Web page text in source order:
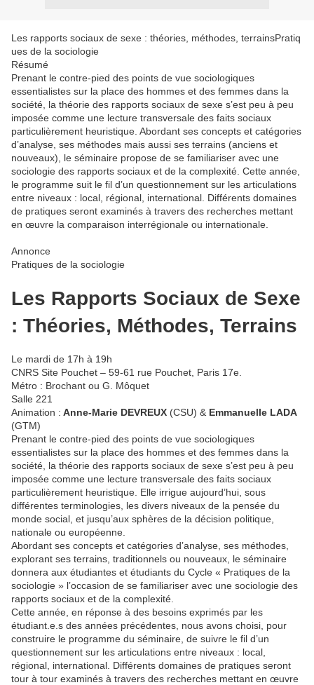
Les rapports sociaux de sexe : théories, méthodes, terrainsPratiq
ues de la sociologie
Résumé
Prenant le contre-pied des points de vue sociologiques
essentialistes sur la place des hommes et des femmes dans la
société, la théorie des rapports sociaux de sexe s’est peu à peu
imposée comme une lecture transversale des faits sociaux
particulièrement heuristique. Abordant ses concepts et catégories
d’analyse, ses méthodes mais aussi ses terrains (anciens et
nouveaux), le séminaire propose de se familiariser avec une
sociologie des rapports sociaux et de la complexité. Cette année,
le programme suit le fil d’un questionnement sur les articulations
entre niveaux : local, régional, international. Différents domaines
de pratiques seront examinés à travers des recherches mettant
en œuvre la comparaison interrégionale ou internationale.
Annonce
Pratiques de la sociologie
Les Rapports Sociaux de Sexe
: Théories, Méthodes, Terrains
Le mardi de 17h à 19h
CNRS Site Pouchet – 59-61 rue Pouchet, Paris 17e.
Métro : Brochant ou G. Môquet
Salle 221
Animation : Anne-Marie DEVREUX (CSU) & Emmanuelle LADA
(GTM)
Prenant le contre-pied des points de vue sociologiques
essentialistes sur la place des hommes et des femmes dans la
société, la théorie des rapports sociaux de sexe s’est peu à peu
imposée comme une lecture transversale des faits sociaux
particulièrement heuristique. Elle irrigue aujourd’hui, sous
différentes terminologies, les divers niveaux de la pensée du
monde social, et jusqu’aux sphères de la décision politique,
nationale ou européenne.
Abordant ses concepts et catégories d’analyse, ses méthodes,
explorant ses terrains, traditionnels ou nouveaux, le séminaire
donnera aux étudiantes et étudiants du Cycle « Pratiques de la
sociologie » l’occasion de se familiariser avec une sociologie des
rapports sociaux et de la complexité.
Cette année, en réponse à des besoins exprimés par les
étudiant.e.s des années précédentes, nous avons choisi, pour
construire le programme du séminaire, de suivre le fil d’un
questionnement sur les articulations entre niveaux : local,
régional, international. Différents domaines de pratiques seront
tour à tour examinés à travers des recherches mettant en œuvre